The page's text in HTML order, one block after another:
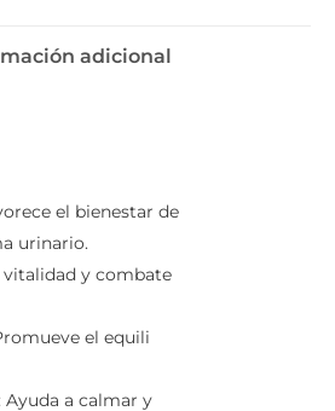
adicional
el bienestar de
urinario.
vitalidad y combate
el equili
Ayuda a calmar y